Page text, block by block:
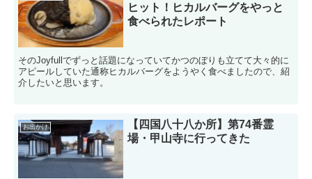
ヒット！ヒカルバーグをやっと
食べられたレポート
そのJoyfullでずっと話題になっていてかつのぼりも立てて大々的に
アピールしていた通称ヒカルバーグをようやく食べましたので、紹
介したいと思います。
お出かけ
【四国八十八か所】第74番霊
場・甲山寺に行ってきた